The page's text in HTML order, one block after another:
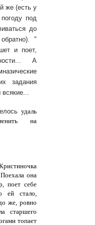
же (есть у
под
до
"
и поет,
А
задания
удаль
на
она
поет себе
ей стало,
же, ровно
старшего
топает